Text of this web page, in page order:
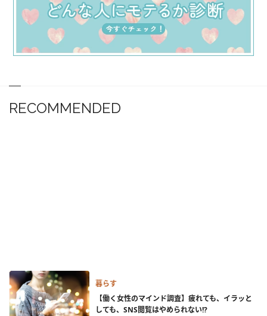
RECOMMENDED
暮らす
【働く女性のマインド調査】疲れても、イラッと
しても、SNS閲覧はやめられない!?